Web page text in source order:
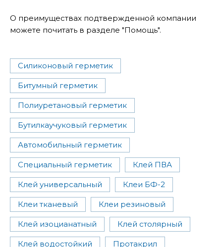
О преимуществах подтвержденной компании
можете почитать в разделе "Помощь".
Силиконовый герметик
Битумный герметик
Полиуретановый герметик
Бутилкаучуковый герметик
Автомобильный герметик
Специальный герметик Клей ПВА
Клей универсальный Клеи БФ-2
Клеи тканевый Клеи резиновый
Клей изоцианатный Клей столярный
Клей водостойкий Протакрил